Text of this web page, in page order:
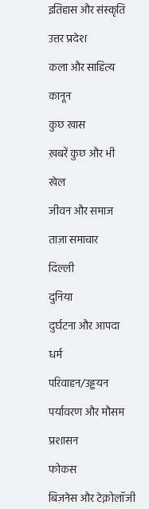
इतिहास और संस्कृति
उत्तर प्रदेश
कला और साहित्य
कानून
कुछ खास
ख़बरें कुछ और भी
खेल
जीवन और समाज
ताज़ा समाचार
दिल्ली
दुनिया
दुर्घटना और आपदा
धर्म
परिवाहन/उड्डयन
पर्यावरण और मौसम
प्रशासन
फोकस
बिज़नेस और टेक्नोलॉजी